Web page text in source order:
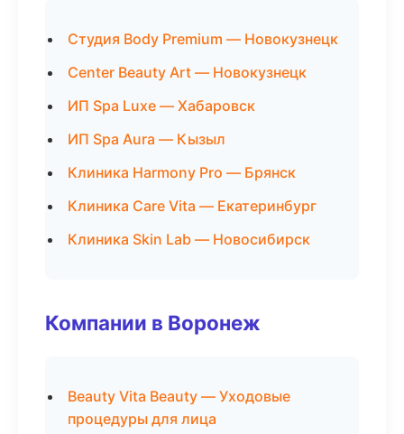
Студия Body Premium — Новокузнецк
Center Beauty Art — Новокузнецк
ИП Spa Luxe — Хабаровск
ИП Spa Aura — Кызыл
Клиника Harmony Pro — Брянск
Клиника Care Vita — Екатеринбург
Клиника Skin Lab — Новосибирск
Компании в Воронеж
Beauty Vita Beauty — Уходовые
процедуры для лица